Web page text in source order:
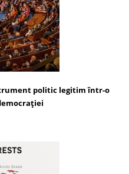
politic legitim într-o